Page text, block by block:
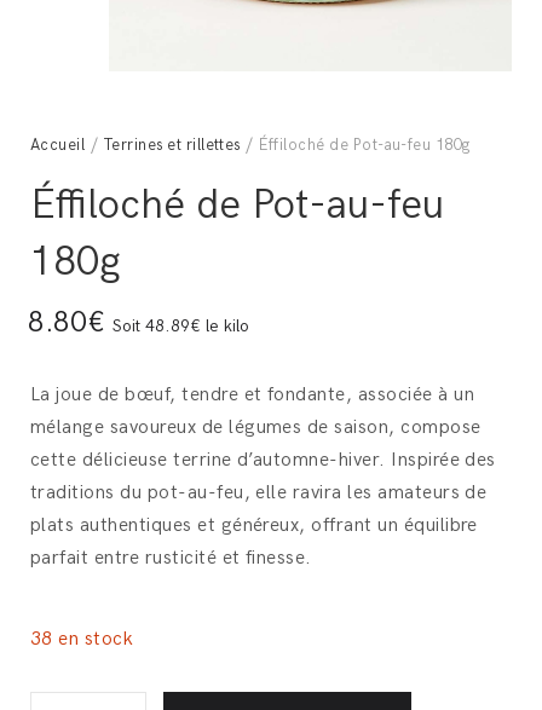
Accueil / Terrines et rillettes / Éffiloché de Pot-au-feu 180g
Éffiloché de Pot-au-feu
180g
8.80€ Soit 48.89€ le kilo
La joue de bœuf, tendre et fondante, associée à un
mélange savoureux de légumes de saison, compose
cette délicieuse terrine d’automne-hiver. Inspirée des
traditions du pot-au-feu, elle ravira les amateurs de
plats authentiques et généreux, offrant un équilibre
parfait entre rusticité et finesse.
38 en stock